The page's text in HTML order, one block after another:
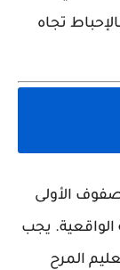
تجاه
الأولى
الواقعية. يجب
المرح